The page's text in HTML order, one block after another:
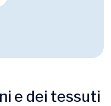
e dei tessuti